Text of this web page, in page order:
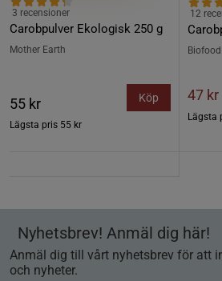
Carobpulver Ekologisk 250 g
3 recensioner
Mother Earth
55 kr
Lägsta pris 55 kr
Köp
12
Biofood
47 kr
Lägsta
Nyhetsbrev! Anmäl dig här!
Anmäl dig till vårt nyhetsbrev för att
och nyheter.